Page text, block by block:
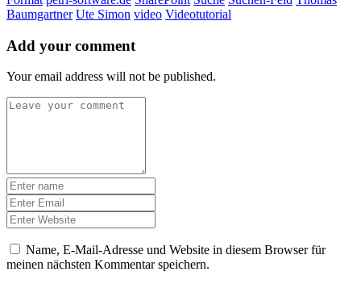
Baumgartner Ute Simon video Videotutorial
Add your comment
Your email address will not be published.
Name, E-Mail-Adresse und Website in diesem Browser für
meinen nächsten Kommentar speichern.